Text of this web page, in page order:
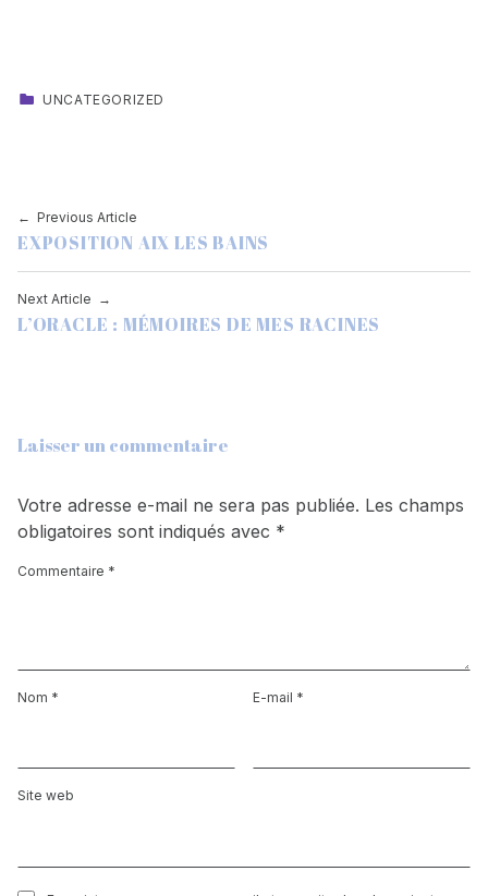
CATEGORIZED IN:
UNCATEGORIZED
Navigation de l’article
Previous Article
EXPOSITION AIX LES BAINS
Next Article
L’ORACLE : MÉMOIRES DE MES RACINES
Laisser un commentaire
Votre adresse e-mail ne sera pas publiée. Les champs
obligatoires sont indiqués avec *
Commentaire *
Nom * E-mail *
Site web